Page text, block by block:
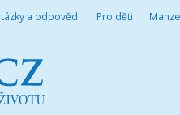
a odpovědi Pro děti